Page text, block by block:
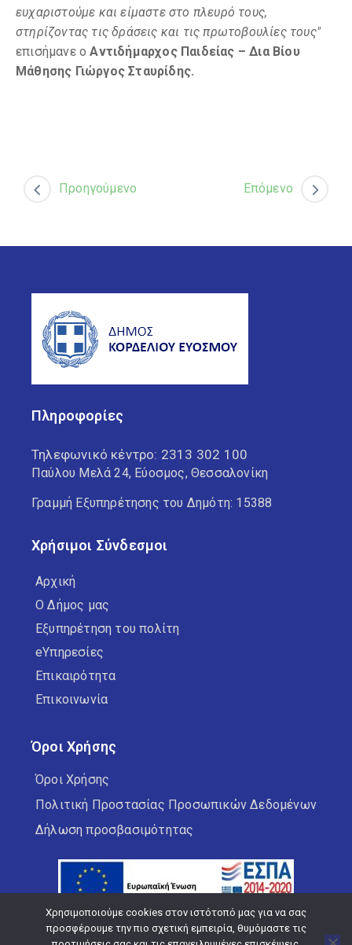
ευχαριστούμε και είμαστε στο πλευρό τους,
στηρίζοντας τις δράσεις και τις πρωτοβουλίες τους"
επισήμανε οΑντιδήμαρχος Παιδείας – Δια Βίου
Μάθησης Γιώργος Σταυρίδης.
Προηγούμενο Επόμενο
Πληροφορίες
Τηλεφωνικό κέντρο: 2313 302 100
Παύλου Μελά 24, Εύοσμος, Θεσσαλονίκη
Γραμμή Εξυπηρέτησης του Δημότη: 15388
Χρήσιμοι Σύνδεσμοι
Αρχική
Ο Δήμος μας
Εξυπηρέτηση του πολίτη
eΥπηρεσίες
Επικαιρότητα
Επικοινωνία
Όροι Χρήσης
Όροι Χρήσης
Πολιτική Προστασίας Προσωπικών Δεδομένων
Δήλωση προσβασιμότητας
Χρησιμοποιούμε cookies στον ιστότοπό μας για να σας
προσφέρουμε την πιο σχετική εμπειρία, θυμόμαστε τις